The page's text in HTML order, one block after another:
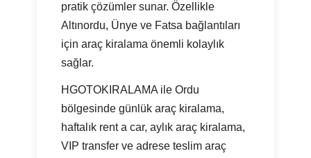
pratik çözümler sunar. Özellikle
Altınordu, Ünye ve Fatsa bağlantıları
için araç kiralama önemli kolaylık
sağlar.
HGOTOKIRALAMA ile Ordu
bölgesinde günlük araç kiralama,
haftalık rent a car, aylık araç kiralama,
VIP transfer ve adrese teslim araç